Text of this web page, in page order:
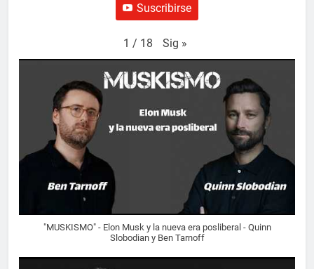
Suscribirse
1 / 18 Sig »
"MUSKISMO" - Elon Musk y la nueva era posliberal - Quinn
Slobodian y Ben Tarnoff